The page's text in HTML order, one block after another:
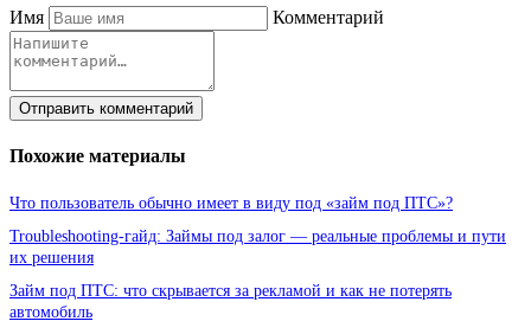
Имя Комментарий
Отправить комментарий
Похожие материалы
Что пользователь обычно имеет в виду под «займ под ПТС»?
Troubleshooting-гайд: Займы под залог — реальные проблемы и пути
их решения
Займ под ПТС: что скрывается за рекламой и как не потерять
автомобиль